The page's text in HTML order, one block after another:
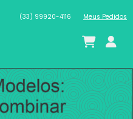
(33) 99920-4116 Meus Pedidos